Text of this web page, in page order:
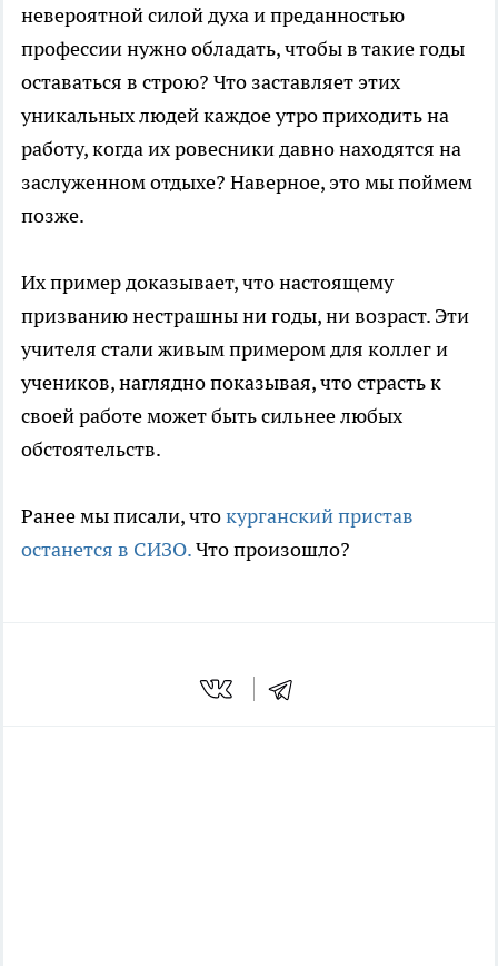
невероятной силой духа и преданностью
профессии нужно обладать, чтобы в такие годы
оставаться в строю? Что заставляет этих
уникальных людей каждое утро приходить на
работу, когда их ровесники давно находятся на
заслуженном отдыхе? Наверное, это мы поймем
позже.
Их пример доказывает, что настоящему
призванию нестрашны ни годы, ни возраст. Эти
учителя стали живым примером для коллег и
учеников, наглядно показывая, что страсть к
своей работе может быть сильнее любых
обстоятельств.
Ранее мы писали, чтокурганский пристав
останется в СИЗО.Что произошло?